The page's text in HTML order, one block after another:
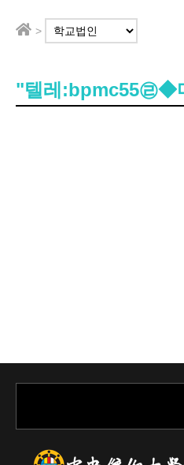
>
"텔레:bpmc55㉣◆